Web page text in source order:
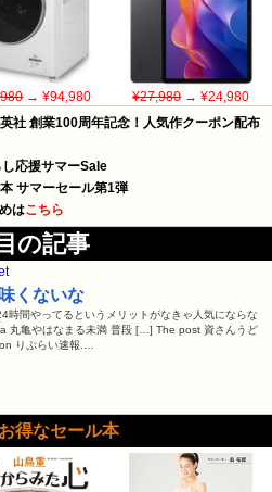
→ ¥94,980 ¥27,980→ ¥24,980
社 創業100周年記念！人気作クーポン配布
応援サマーSale
サマーセール第1弾
はこちら
の記事
くないな
間やってるというメリットがなきゃ人気にならな
丸亀やはなまる未満 普段 […] The post 資さんうど
りぷらい速報.…
得なセール本